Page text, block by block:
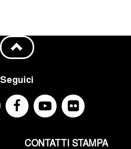
Seguici
CONTATTI STAMPA